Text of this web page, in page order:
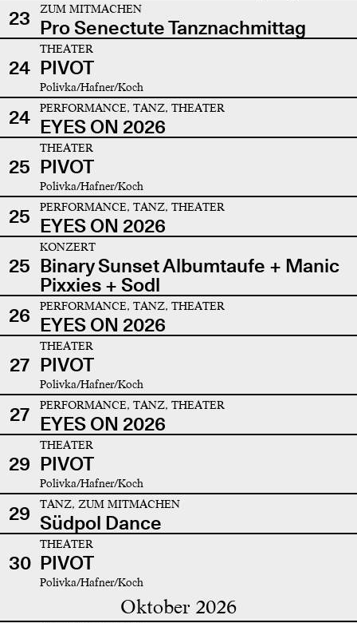
23
ZUM MITMACHEN
Pro Senectute Tanznachmittag
24
THEATER
PIVOT
Polivka/Hafner/Koch
24 PERFORMANCE, TANZ, THEATER
EYES ON 2026
25
THEATER
PIVOT
Polivka/Hafner/Koch
25 PERFORMANCE, TANZ, THEATER
EYES ON 2026
25
KONZERT
Binary Sunset Albumtaufe + Manic
Pixxies + Sodl
26
PERFORMANCE, TANZ, THEATER
EYES ON 2026
27
THEATER
PIVOT
Polivka/Hafner/Koch
27 PERFORMANCE, TANZ, THEATER
EYES ON 2026
29
THEATER
PIVOT
Polivka/Hafner/Koch
29 TANZ, ZUM MITMACHEN
Südpol Dance
30
THEATER
PIVOT
Polivka/Hafner/Koch
Oktober 2026